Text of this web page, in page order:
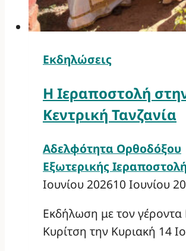
Εκδηλώσεις
Η Ιεραποστολή
Κεντρική Τανζανία
Αδελφότητα Ορθοδόξου
Εξωτερικής
Ιουνίου 202610 Ιουνίου
Εκδήλωση με τον
Κυρίτση την Κυριακή 14